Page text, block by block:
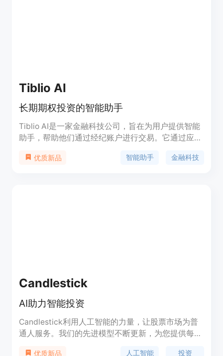
Tiblio AI
长期期权投资的智能助手
Tiblio AI是一家金融科技公司，旨在为用户提供智能
助手，帮助他们通过经纪账户进行交易。它通过应用
时间，避免人为错误，并利用实时市场数据以更高的
优质新品 智能助手 金融科技
Candlestick
AI助力智能投资
Candlestick利用人工智能的力量，让股票市场为普
通人服务。我们的先进模型不断更新，为您提供每周
优质新品 人工智能 投资